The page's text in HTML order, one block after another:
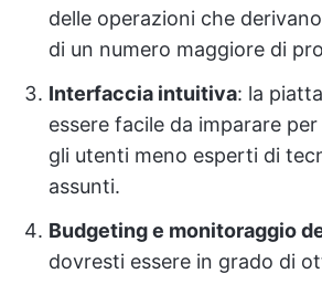
delle operazioni che
di un numero maggiore di
Interfaccia intuitiva: la
essere facile da imparare
gli utenti meno esperti di
assunti.
Budgeting e monitoraggio
dovresti essere in grado di